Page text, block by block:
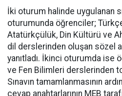
İki oturum halinde uygulanan
oturumunda öğrenciler;
Atatürkçülük, Din Kültürü ve
dil derslerinden oluşan sözel
yanıtladı. İkinci oturumda ise
ve Fen Bilimleri derslerinden
Sınavın tamamlanmasının
cevap anahtarlarının MEB